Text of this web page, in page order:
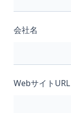
会社名
WebサイトURL